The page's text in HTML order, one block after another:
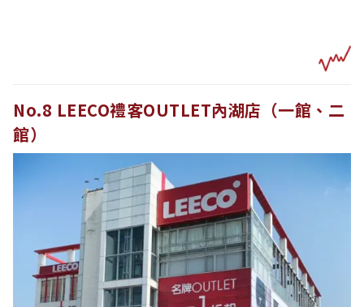
No.8 LEECO禮客OUTLET內湖店（一館、二
館）